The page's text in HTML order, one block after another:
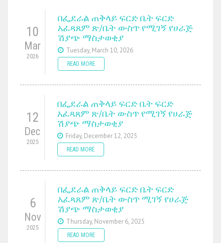
10
Mar
2026
በፌደራል ጠቅላይ ፍርድ ቤት ፍርድ
አፈጻጸም ጽ/ቤት ውስጥ የሚገኝ የሀራጅ
ሽያጭ ማስታወቂያ
Tuesday, March 10, 2026
READ MORE
12
Dec
2025
በፌደራል ጠቅላይ ፍርድ ቤት ፍርድ
አፈጻጸም ጽ/ቤት ውስጥ የሚገኝ የሀራጅ
ሽያጭ ማስታወቂያ
Friday, December 12, 2025
READ MORE
6
Nov
2025
በፌደራል ጠቅላይ ፍርድ ቤት ፍርድ
አፈጻጸም ጽ/ቤት ውስጥ ሚገኝ የሀራጅ
ሽያጭ ማስታወቂያ
Thursday, November 6, 2025
READ MORE